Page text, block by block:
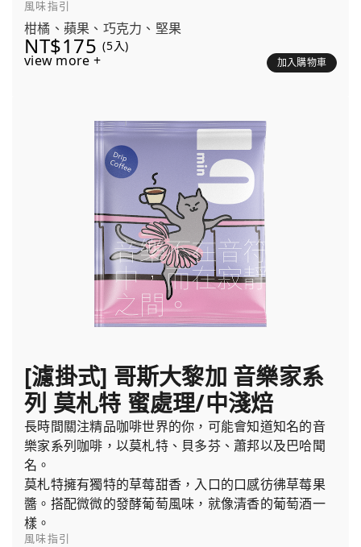
風味指引
柑橘、蘋果、巧克力、堅果
NT$175 (5入)
view more + 加入購物車
[濾掛式] 哥斯大黎加 音樂家系
列 莫札特 蜜處理/中淺焙
長時間關注精品咖啡世界的你，可能會知道知名的音
樂家系列咖啡，以莫札特、貝多芬、蕭邦以及巴哈聞
名。
莫札特擁有獨特的草莓甜香，入口的口感彷彿草莓果
醬。搭配微微的發酵葡萄風味，就像清香的葡萄酒一
樣。
風味指引